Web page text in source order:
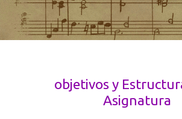
objetivos y
Asignatura